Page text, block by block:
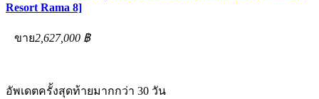
Resort Rama 8]
ขาย2,627,000 ฿
อัพเดตครั้งสุดท้ายมากกว่า 30 วัน